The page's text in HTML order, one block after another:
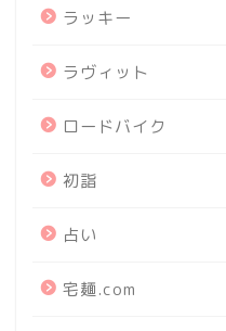
ラッキー
ラヴィット
ロードバイク
初詣
占い
宅麺.com